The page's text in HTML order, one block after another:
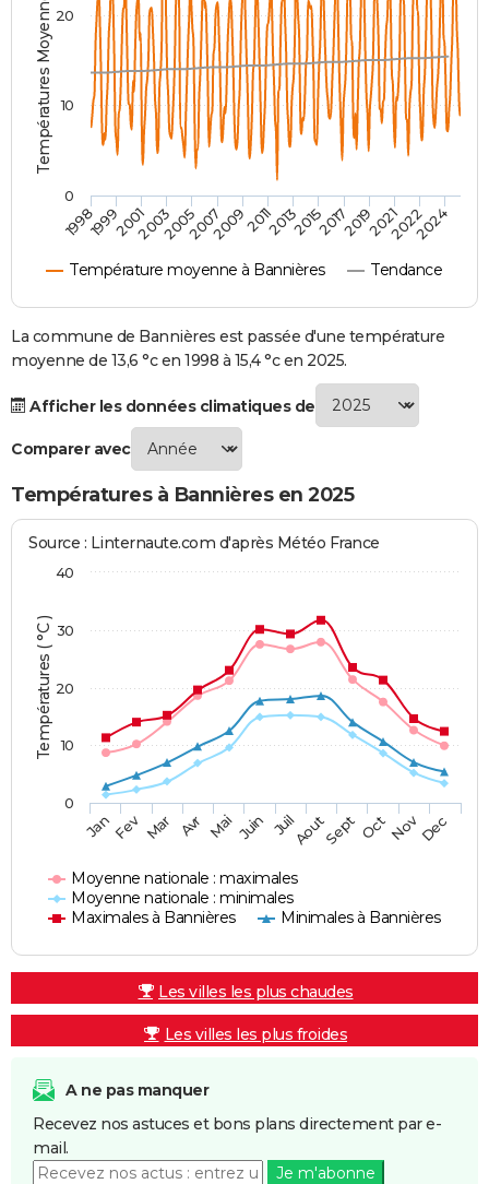
Destinations
City break
Voyage nature
Voyage de noces
Forum
Climat
PHOTO
GUIDES D'ACHAT
BONS PLANS
CARTE DE VOEUX
Carte de Noël
Carte Bonne année
Carte Saint-Valentin
Carte Pâques
Carte d'anniversaire
DICTIONNAIRE
S'inscrire
Se connecter
Lycées
Collèges
Primaires
Universités
Entreprises
Service militaire
Avis de recherche
AVIS DE DÉCÈS
Températures Moyennes ( °C )
Température moyenne à Bannières Tendance
199819992001200320052007200920112013201520172019202120222024
0
10
20
La commune de Bannières est passée d'une température
moyenne de 13,6 °c en 1998 à 15,4 °c en 2025.
Afficher les données climatiques de
Comparer avec
Températures à Bannières en 2025
Températures ( °C )
Source : Linternaute.com d'après Météo France
Moyenne nationale : maximales
Moyenne nationale : minimales
Maximales à Bannières
Minimales à Bannières
JanFev Mar Avr Mai Juin JuilAoutSept OctNovDec
0
10
20
30
40
Les villes les plus chaudes
Les villes les plus froides
A ne pas manquer
Recevez nos astuces et bons plans directement par e-
mail.
Je m'abonne